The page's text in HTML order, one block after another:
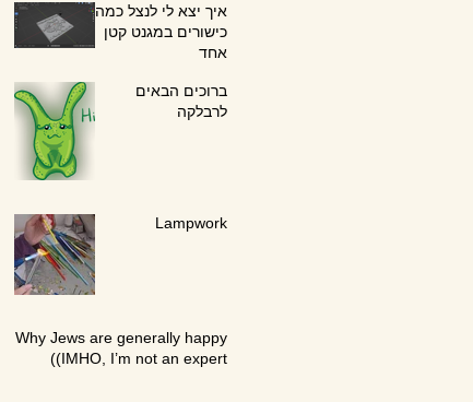
איך יצא לי לנצל כמה
כישורים במגנט קטן
אחד
ברוכים הבאים
לרבלקה
Lampwork
Why Jews are generally happy
(IMHO, I’m not an expert)